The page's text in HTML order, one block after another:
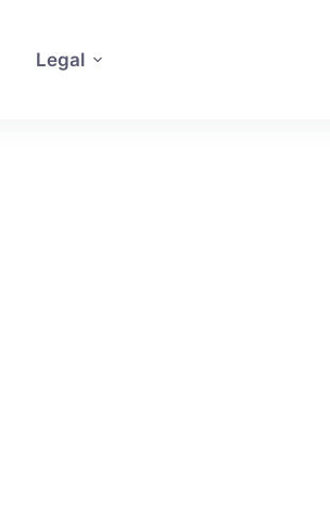
Legal